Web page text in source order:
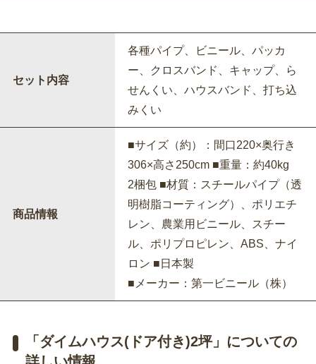
セット内容
各種パイプ、ビニール、パッカ
ー、クロスバンド、キャップ、ら
せんくい、ハウスバンド、打ち込
みくい
商品情報
■サイズ（約）：間口220×奥行き
306×高さ250cm ■重量：約40kg
2梱包 ■材質：スチールパイプ（透
明樹脂コーティング）、ポリエチ
レン、農業用ビニール、スチー
ル、ポリプロピレン、ABS、ナイ
ロン ■日本製
■メーカー：第一ビニール（株）
「ダイムハウス(ドア付き)2坪」についての